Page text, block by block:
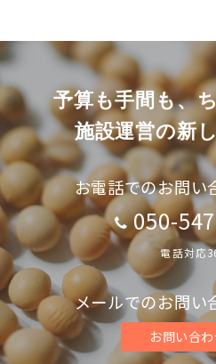
予算も手間も、
施設運営の新
お電話でのお問い
050-
電話対応
メールでのお問い
お問い合